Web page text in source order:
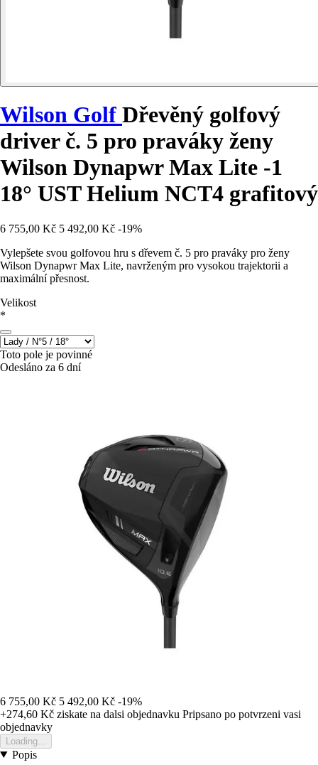
Wilson Golf Dřevěný golfový
driver č. 5 pro praváky ženy
Wilson Dynapwr Max Lite -1
18° UST Helium NCT4 grafitový
6 755,00 Kč 5 492,00 Kč -19%
Vylepšete svou golfovou hru s dřevem č. 5 pro praváky pro ženy
Wilson Dynapwr Max Lite, navrženým pro vysokou trajektorii a
maximální přesnost.
Velikost
*
Toto pole je povinné
Odesláno za 6 dní
6 755,00 Kč 5 492,00 Kč -19%
+274,60 Kč ziskate na dalsi objednavku Pripsano po potvrzeni vasi
objednavky
Loading...
Popis